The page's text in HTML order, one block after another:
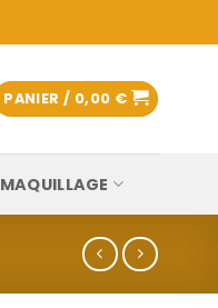
PANIER / 0,00 €
MAQUILLAGE